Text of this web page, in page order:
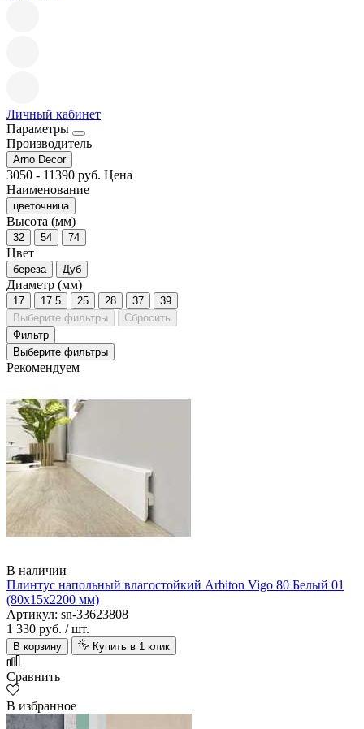
Личный кабинет
Параметры
Производитель
Arno Decor
3050 - 11390 руб. Цена
Наименование
цветочница
Высота (мм)
32 54 74
Цвет
береза Дуб
Диаметр (мм)
17 17.5 25 28 37
39
Выберите фильтры
Сбросить
Фильтр
Выберите фильтры
Рекомендуем
В наличии
Плинтус напольный влагостойкий Arbiton Vigo 80 Белый 01
(80х15х2200 мм)
Артикул: sn-33623808
1 330 руб. / шт.
В корзину Купить в 1 клик
Сравнить
В избранное